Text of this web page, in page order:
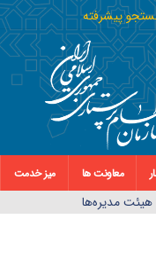
پیشرفته
معاونت ها میز خدمت
هیئت مدیره‌ها